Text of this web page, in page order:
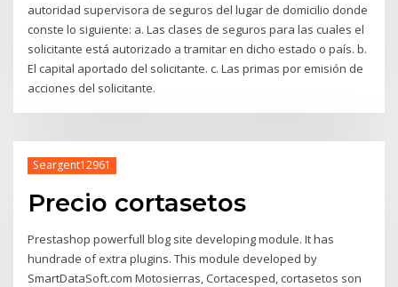
autoridad supervisora de seguros del lugar de domicilio donde
conste lo siguiente: a. Las clases de seguros para las cuales el
solicitante está autorizado a tramitar en dicho estado o país. b.
El capital aportado del solicitante. c. Las primas por emisión de
acciones del solicitante.
Seargent12961
Precio cortasetos
Prestashop powerfull blog site developing module. It has
hundrade of extra plugins. This module developed by
SmartDataSoft.com Motosierras, Cortacesped, cortasetos son